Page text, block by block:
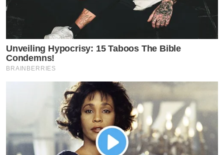
Unveiling Hypocrisy: 15 Taboos The Bible
Condemns!
BRAINBERRIES